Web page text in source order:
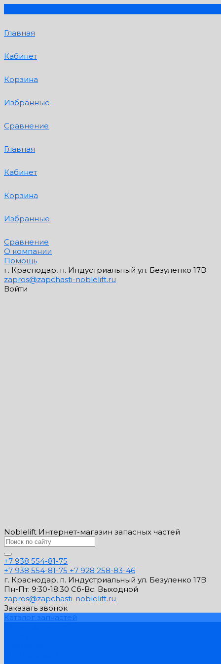
Главная
Кабинет
Корзина
Избранные
Сравнение
Главная
Кабинет
Корзина
Избранные
Сравнение
О компании
Помощь
г. Краснодар, п. Индустриальный ул. Безуленко 17В
zapros@zapchasti-noblelift.ru
Войти
Noblelift Интернет-магазин запасных частей
+7 938 554-81-75
+7 938 554-81-75 +7 928 258-83-46
г. Краснодар, п. Индустриальный ул. Безуленко 17В
Пн-Пт: 9:30-18:30 Cб-Вс: Выходной
zapros@zapchasti-noblelift.ru
Заказать звонок
Каталог запчастей